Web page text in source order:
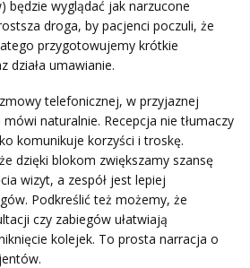
będzie wyglądać jak narzucone
droga, by pacjenci poczuli, że
przygotowujemy krótkie
działa umawianie.
telefonicznej, w przyjaznej
naturalnie. Recepcja nie tłumaczy
komunikuje korzyści i troskę.
dzięki blokom zwiększamy szansę
wizyt, a zespół jest lepiej
Podkreślić też możemy, że
czy zabiegów ułatwiają
kolejek. To prosta narracja o